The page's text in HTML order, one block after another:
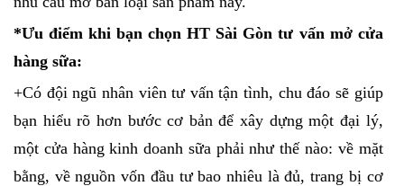
*Ưu điểm khi bạn chọn HT Sài Gòn tư vấn mở cửa
hàng sữa:
+Có đội ngũ nhân viên tư vấn tận tình, chu đáo sẽ giúp
bạn hiểu rõ hơn bước cơ bản để xây dựng một đại lý,
một cửa hàng kinh doanh sữa phải như thế nào: về mặt
bằng, về nguồn vốn đầu tư bao nhiêu là đủ, trang bị cơ